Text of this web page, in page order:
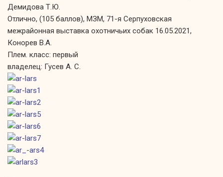
Демидова Т.Ю.
Отлично, (105 баллов), МЗМ, 71-я Серпуховская
межрайонная выставка охотничьих собак 16.05.2021,
Конорев В.А.
Плем. класс: первый
владелец: Гусев А. С.